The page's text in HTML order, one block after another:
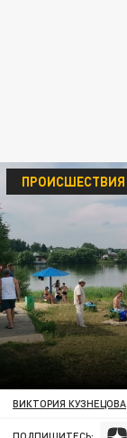
ПРОИСШЕСТВИЯ
ВИКТОРИЯ КУЗНЕЦОВА